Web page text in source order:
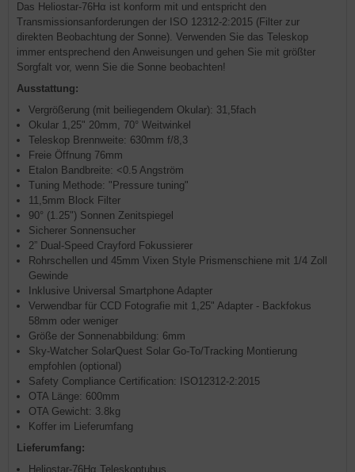
Das Heliostar-76Hα ist konform mit und entspricht den
Transmissionsanforderungen der ISO 12312-2:2015 (Filter zur
direkten Beobachtung der Sonne). Verwenden Sie das Teleskop
immer entsprechend den Anweisungen und gehen Sie mit größter
Sorgfalt vor, wenn Sie die Sonne beobachten!
Ausstattung:
Vergrößerung (mit beiliegendem Okular): 31,5fach
Okular 1,25" 20mm, 70° Weitwinkel
Teleskop Brennweite: 630mm f/8,3
Freie Öffnung 76mm
Etalon Bandbreite: <0.5 Angström
Tuning Methode: "Pressure tuning"
11,5mm Block Filter
90° (1.25") Sonnen Zenitspiegel
Sicherer Sonnensucher
2” Dual-Speed Crayford Fokussierer
Rohrschellen und 45mm Vixen Style Prismenschiene mit 1/4 Zoll
Gewinde
Inklusive Universal Smartphone Adapter
Verwendbar für CCD Fotografie mit 1,25" Adapter - Backfokus
58mm oder weniger
Größe der Sonnenabbildung: 6mm
Sky-Watcher SolarQuest Solar Go-To/Tracking Montierung
empfohlen (optional)
Safety Compliance Certification: ISO12312-2:2015
OTA Länge: 600mm
OTA Gewicht: 3.8kg
Koffer im Lieferumfang
Lieferumfang:
Heliostar-76Hα Teleskoptubus